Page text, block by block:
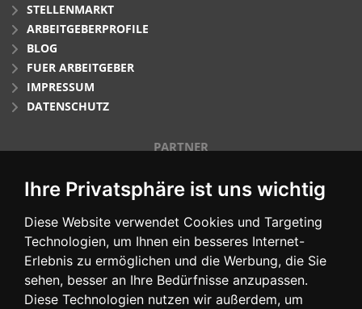
Ihre Privatsphäre ist uns wichtig
Diese Website verwendet Cookies und Targeting
Technologien, um Ihnen ein besseres Internet-
Erlebnis zu ermöglichen und die Werbung, die Sie
sehen, besser an Ihre Bedürfnisse anzupassen.
Diese Technologien nutzen wir außerdem, um
STELLENMARKT
ARBEITGEBERPROFILE
BLOG
FUER ARBEITGEBER
IMPRESSUM
DATENSCHUTZ
PARTNER